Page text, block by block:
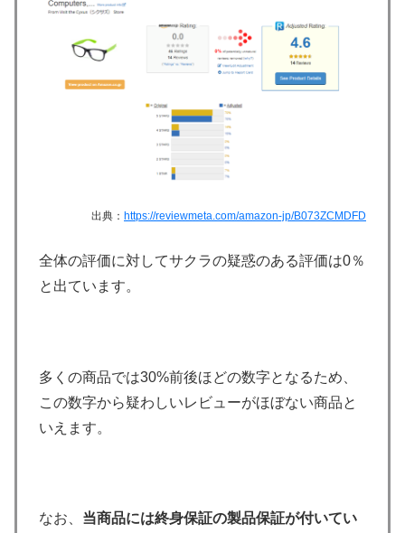
出典： https://reviewmeta.com/amazon-jp/B073ZCMDFD
全体の評価に対してサクラの疑惑のある評価は0％
と出ています。
多くの商品では30%前後ほどの数字となるため、
この数字から疑わしいレビューがほぼない商品と
いえます。
なお、 当商品には終身保証の製品保証が付いてい